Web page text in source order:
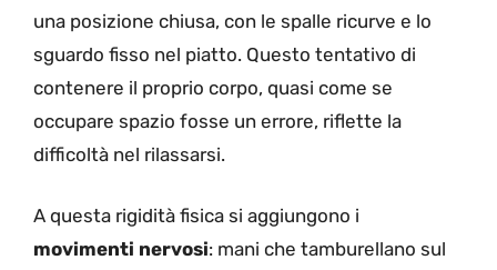
una posizione chiusa, con le spalle ricurve e lo
sguardo fisso nel piatto. Questo tentativo di
contenere il proprio corpo, quasi come se
occupare spazio fosse un errore, riflette la
difficoltà nel rilassarsi.
A questa rigidità fisica si aggiungono i
movimenti nervosi: mani che tamburellano sul